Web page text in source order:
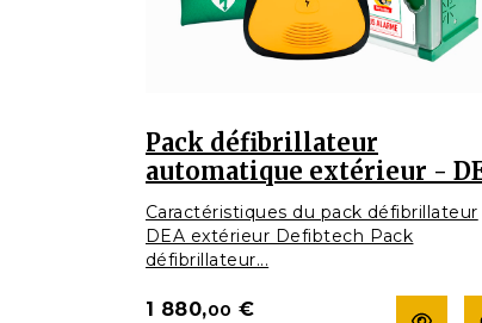
Pack défibrillateur
automatique extérieur -
Caractéristiques du pack défibrillateur
DEA extérieur Defibtech Pack
défibrillateur...
1 880,00 €